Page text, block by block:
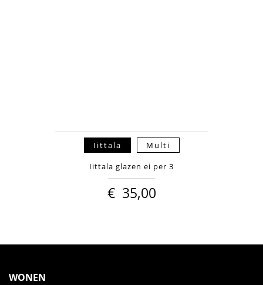
Iittala Multi
Iittala glazen ei per 3
€ 35,00
WONEN